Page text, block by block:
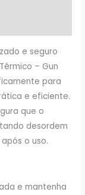
e seguro
– Gun
para
e eficiente.
que o
desordem
o uso.
e mantenha